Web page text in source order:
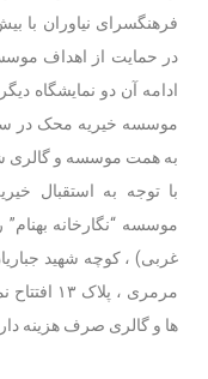
فرهنگسرای نیاوران با
در حمایت از اهداف
ادامه آن دو نمایشگاه
به همت موسسه و گالری شیرین در
موسسه “نگارخانه
غربی) ، کوچه شهید
مرمری ،
ها و گالری صرف هزینه